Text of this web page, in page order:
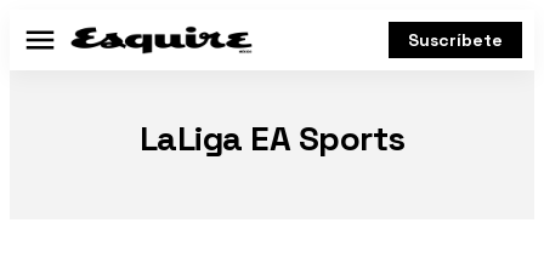
Menú Suscríbete
LaLiga EA Sports